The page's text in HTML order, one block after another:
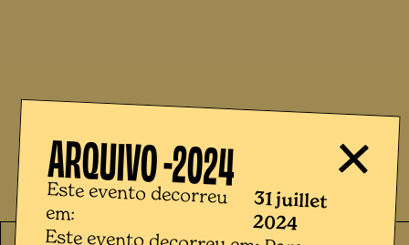
ARQUIVO -2024
Este evento decorreu
em:
31 juillet
2024